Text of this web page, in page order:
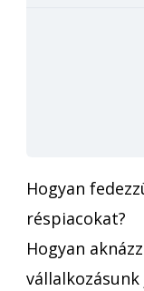
Hogyan
réspiacokat?
Hogyan
vállalkozásunk